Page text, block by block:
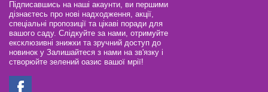
Підписавшись на наші акаунти, ви першими
дізнаєтесь про нові надходження, акції,
спеціальні пропозиції та цікаві поради для
вашого саду. Слідкуйте за нами, отримуйте
ексклюзивні знижки та зручний доступ до
новинок у Залишайтеся з нами на зв'язку і
створюйте зелений оазис вашої мрії!